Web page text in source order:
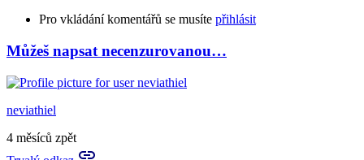
Pro vkládání komentářů se musíte přihlásit
Můžeš napsat necenzurovanou…
neviathiel
4 měsíců zpět